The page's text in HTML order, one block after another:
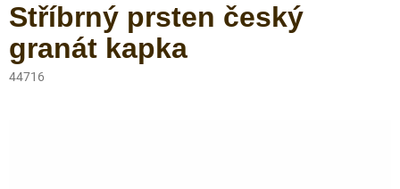
Stříbrný prsten český
granát kapka
44716